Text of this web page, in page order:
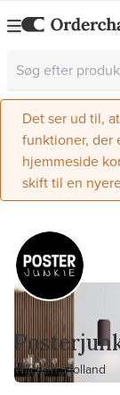
Det ser ud til,
funktioner, der
hjemmeside
skift til en
Wijchen, Holland